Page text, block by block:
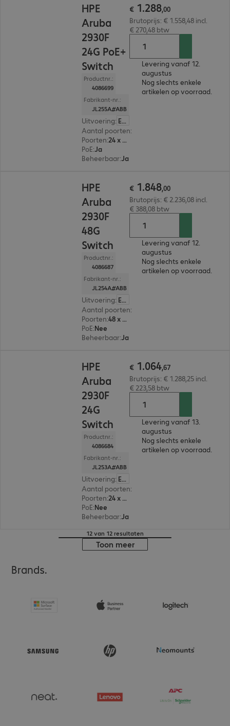
HPE
Aruba
2930F
24G PoE+
Switch
Productnr.:
4086699
Fabrikant-nr.:
JL255A#ABB
Uitvoering: Europa
Aantal poorten:
Poorten:
24 x 10/100/1000 RJ45
PoE:Ja
Beheerbaar:Ja
€ 1.288,00
Brutoprijs: € 1.558,48 incl.
€ 270,48 btw
Levering vanaf 12.
augustus
Nog slechts enkele
artikelen op voorraad.
HPE
Aruba
2930F
48G
Switch
Productnr.:
4086687
Fabrikant-nr.:
JL254A#ABB
Uitvoering: Europa
Aantal poorten:
Poorten:
48 x 10/100/1000 RJ45
PoE:Nee
Beheerbaar:Ja
€ 1.848,00
Brutoprijs: € 2.236,08 incl.
€ 388,08 btw
Levering vanaf 12.
augustus
Nog slechts enkele
artikelen op voorraad.
HPE
Aruba
2930F
24G
Switch
Productnr.:
4086684
Fabrikant-nr.:
JL253A#ABB
Uitvoering: Europa
Aantal poorten:
Poorten:
24 x 10/100/1000 RJ45
PoE:Nee
Beheerbaar:Ja
€ 1.064,67
Brutoprijs: € 1.288,25 incl.
€ 223,58 btw
Levering vanaf 13.
augustus
Nog slechts enkele
artikelen op voorraad.
12 van 12 resultaten
Toon meer
Brands.